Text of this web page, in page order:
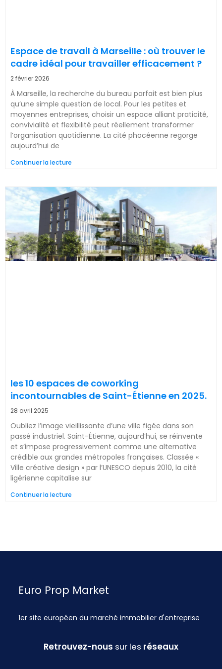
Espace de travail à Marseille : où trouver le
cadre idéal pour travailler efficacement ?
2 février 2026
À Marseille, la recherche du bureau parfait est bien plus
qu’une simple question de local. Pour les petites et
moyennes entreprises, choisir un espace alliant praticité,
convivialité et flexibilité peut réellement transformer
l’organisation quotidienne. La cité phocéenne regorge
aujourd’hui de
Continuer la lecture
les 10 espaces de coworking
incontournables de Saint-Étienne en 2025.
28 avril 2025
Oubliez l’image vieillissante d’une ville figée dans son
passé industriel. Saint-Étienne, aujourd’hui, se réinvente
et s’impose progressivement comme une alternative
crédible aux grandes métropoles françaises. Classée «
Ville créative design » par l’UNESCO depuis 2010, la cité
ligérienne capitalise sur
Continuer la lecture
Euro Prop Market
1er site européen du marché immobilier d'entreprise
Retrouvez-nous sur les réseaux